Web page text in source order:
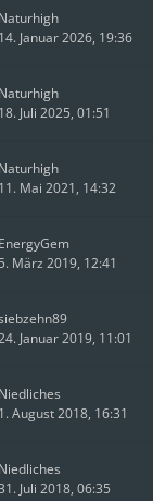
Naturhigh
14. Januar 2026, 19:36
Naturhigh
18. Juli 2025, 01:51
Naturhigh
11. Mai 2021, 14:32
EnergyGem
5. März 2019, 12:41
Januar 2019, 11:01
Niedliches
1. August 2018, 16:31
Niedliches
Juli 2018, 06:35